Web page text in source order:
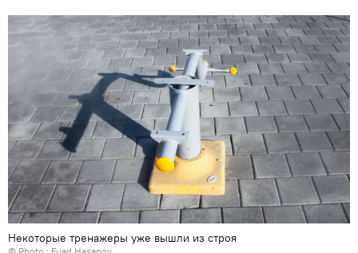
Некоторые тренажеры уже вышли из строя